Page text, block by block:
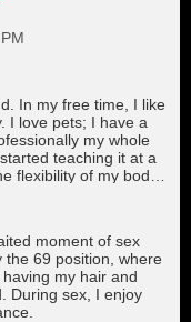
In my free time, I like
I love pets; I have a
my whole
teaching it at a
flexibility of my body.
moment of sex
the 69 position, where
my hair and
During sex, I enjoy